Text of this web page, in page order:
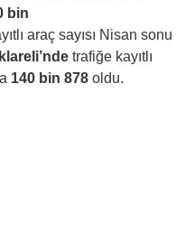
bin
araç sayısı Nisan sonu
trafiğe kayıtlı
140 bin 878 oldu.